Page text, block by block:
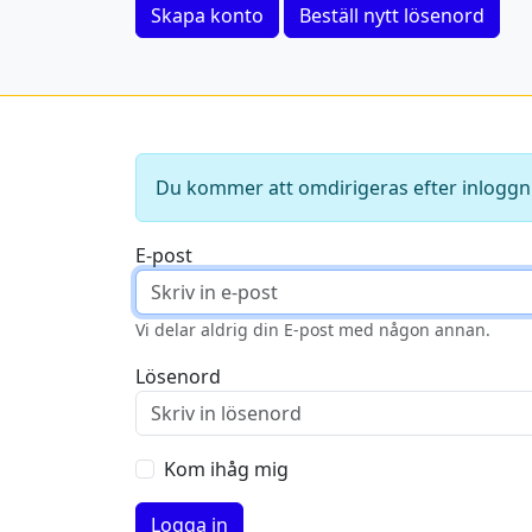
Skapa konto Beställ nytt lösenord
Du kommer att omdirigeras efter
E-post
Vi delar aldrig din E-post med någon annan.
Lösenord
Kom ihåg mig